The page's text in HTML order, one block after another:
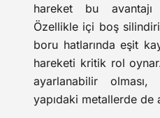
hareket bu avantajı
Özellikle içi boş
boru hatlarında eşit
hareketi kritik rol
ayarlanabilir olması,
yapıdaki metallerde de